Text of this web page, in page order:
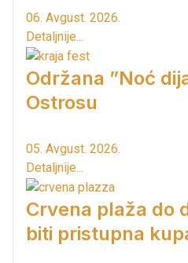
06. Avgust. 2026.
Detaljnije...
Održana ”Noć
Ostrosu
05. Avgust. 2026.
Detaljnije...
Crvena plaža do
biti pristupna